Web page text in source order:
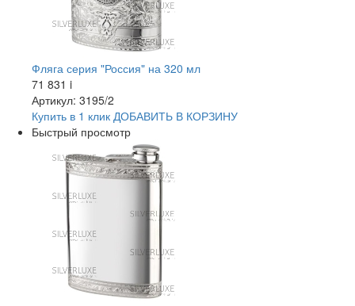
Фляга серия "Россия" на 320 мл
71 831 i
Артикул: 3195/2
Купить в 1 клик ДОБАВИТЬ В КОРЗИНУ
Быстрый просмотр